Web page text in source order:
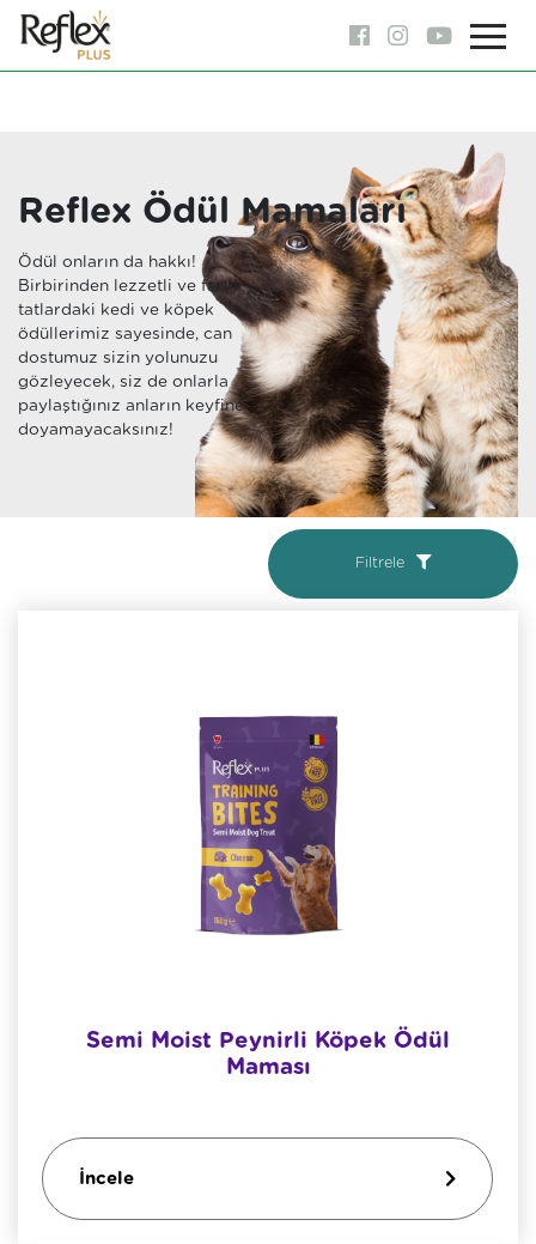
Reflex Ödül Mamaları
Ödül onların da hakkı!
Birbirinden lezzetli ve farklı
tatlardaki kedi ve köpek
ödüllerimiz sayesinde, can
dostumuz sizin yolunuzu
gözleyecek, siz de onlarla
paylaştığınız anların keyfine
doyamayacaksınız!
Filtrele
Semi Moist Peynirli Köpek Ödül
Maması
İncele